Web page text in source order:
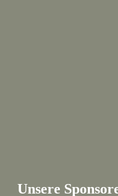
Unsere